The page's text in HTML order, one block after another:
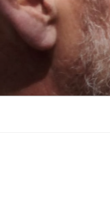
Zum
Inhalt
springen